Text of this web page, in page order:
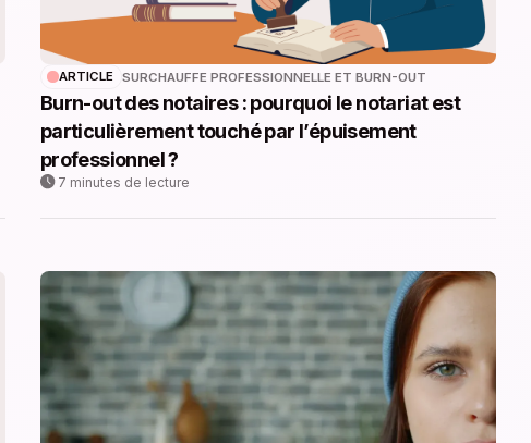
ARTICLE SURCHAUFFE PROFESSIONNELLE ET BURN-OUT
Burn-out des notaires : pourquoi le notariat est
particulièrement touché par l’épuisement
professionnel ?
7 minutes de lecture